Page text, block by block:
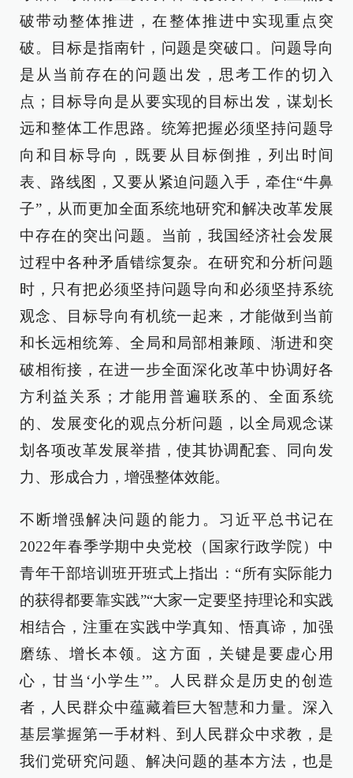
破带动整体推进，在整体推进中实现重点突
破。目标是指南针，问题是突破口。问题导向
是从当前存在的问题出发，思考工作的切入
点；目标导向是从要实现的目标出发，谋划长
远和整体工作思路。统筹把握必须坚持问题导
向和目标导向，既要从目标倒推，列出时间
表、路线图，又要从紧迫问题入手，牵住“牛鼻
子”，从而更加全面系统地研究和解决改革发展
中存在的突出问题。当前，我国经济社会发展
过程中各种矛盾错综复杂。在研究和分析问题
时，只有把必须坚持问题导向和必须坚持系统
观念、目标导向有机统一起来，才能做到当前
和长远相统筹、全局和局部相兼顾、渐进和突
破相衔接，在进一步全面深化改革中协调好各
方利益关系；才能用普遍联系的、全面系统
的、发展变化的观点分析问题，以全局观念谋
划各项改革发展举措，使其协调配套、同向发
力、形成合力，增强整体效能。
不断增强解决问题的能力。习近平总书记在
2022年春季学期中央党校（国家行政学院）中
青年干部培训班开班式上指出：“所有实际能力
的获得都要靠实践”“大家一定要坚持理论和实践
相结合，注重在实践中学真知、悟真谛，加强
磨练、增长本领。这方面，关键是要虚心用
心，甘当‘小学生’”。人民群众是历史的创造
者，人民群众中蕴藏着巨大智慧和力量。深入
基层掌握第一手材料、到人民群众中求教，是
我们党研究问题、解决问题的基本方法，也是